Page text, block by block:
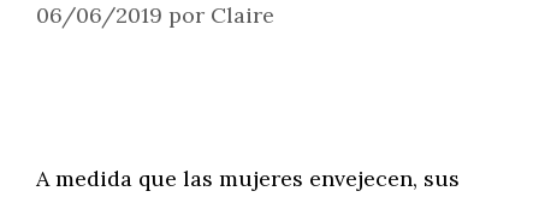
06/06/2019 por Claire
A medida que las mujeres envejecen, sus